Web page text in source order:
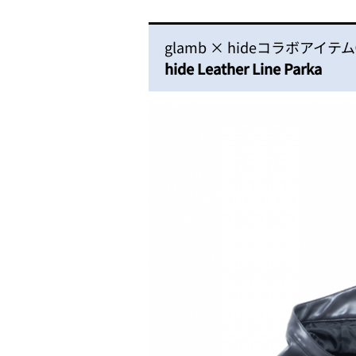
glamb × hideコラボアイテ
hide Leather Line Parka